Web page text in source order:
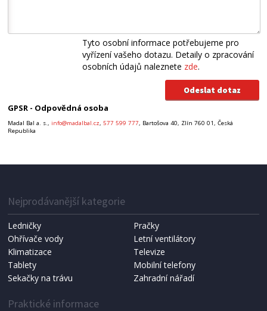
Tyto osobní informace potřebujeme pro
vyřízení vašeho dotazu. Detaily o zpracování
osobních údajů naleznete zde.
GPSR - Odpovědná osoba
Madal Bal a. s., info@madalbal.cz,577 599 777, Bartošova 40, Zlín 760 01, Česká
Republika
Nejprodávanější kategorie
Ledničky
Pračky
Ohřívače vody
Letní ventilátory
Klimatizace
Televize
Tablety
Mobilní telefony
Sekačky na trávu
Zahradní nářadí
Praktické informace